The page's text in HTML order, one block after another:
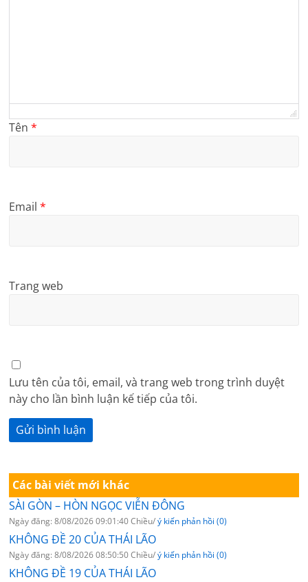
Tên*
Email*
Trang web
Lưu tên của tôi, email, và trang web trong trình duyệt
này cho lần bình luận kế tiếp của tôi.
Các bài viết mới khác
SÀI GÒN – HÒN NGỌC VIỄN ĐÔNG
Ngày đăng: 8/08/2026 09:01:40 Chiều/ý kiến phản hồi (0)
KHÔNG ĐỀ 20 CỦA THÁI LÃO
Ngày đăng: 8/08/2026 08:50:50 Chiều/ý kiến phản hồi (0)
KHÔNG ĐỀ 19 CỦA THÁI LÃO